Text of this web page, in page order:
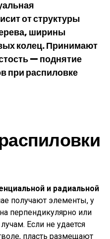
от структуры
ширины
колец. Принимают
— поднятие
при распиловке
и радиальной
получают элементы, у
перпендикулярно или
Если не удается
пласть размещают